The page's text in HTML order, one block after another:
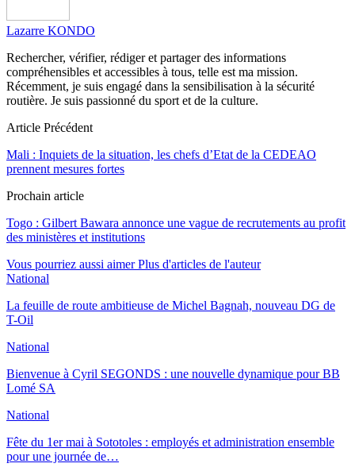
Lazarre KONDO
Rechercher, vérifier, rédiger et partager des informations
compréhensibles et accessibles à tous, telle est ma mission.
Récemment, je suis engagé dans la sensibilisation à la sécurité
routière. Je suis passionné du sport et de la culture.
Article Précédent
Mali : Inquiets de la situation, les chefs d’Etat de la CEDEAO
prennent mesures fortes
Prochain article
Togo : Gilbert Bawara annonce une vague de recrutements au profit
des ministères et institutions
Vous pourriez aussi aimer Plus d'articles de l'auteur
National
La feuille de route ambitieuse de Michel Bagnah, nouveau DG de
T-Oil
National
Bienvenue à Cyril SEGONDS : une nouvelle dynamique pour BB
Lomé SA
National
Fête du 1er mai à Sototoles : employés et administration ensemble
pour une journée de…